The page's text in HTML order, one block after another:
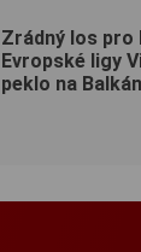
Zrádný los pro
Evropské ligy
peklo na